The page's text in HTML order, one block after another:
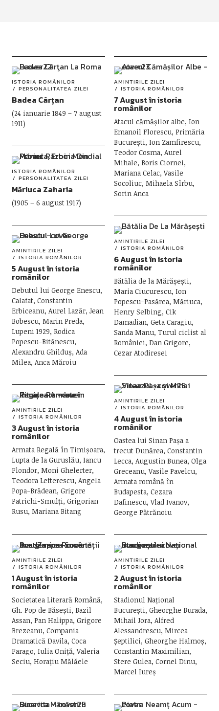
ISTORIA ROMÂNILOR
PERSONALITATEA ZILEI
Badea Cârțan
(24 ianuarie 1849 – 7 august
1911)
AMINTIRILE ZILEI
ISTORIA ROMÂNILOR
7 August în istoria
românilor
Atacul cămășilor albe, Ion
Emanoil Florescu, Primăria
București, Ion Zamfirescu,
Teodor Cosma, Aurel
Mihale, Boris Ciornei,
Mariana Celac, Vasile
Socoliuc, Mihaela Sîrbu,
Sorin Anca
ISTORIA ROMÂNILOR
PERSONALITATEA ZILEI
Măriuca Zaharia
(1905 – 6 august 1917)
AMINTIRILE ZILEI
ISTORIA ROMÂNILOR
6 August în istoria
românilor
Bătălia de la Mărășești,
Maria Ciucurescu, Ion
Popescu-Pasărea, Măriuca,
Henry Selbing, Cik
Damadian, Geta Caragiu,
Sanda Manu, Turul ciclist al
României, Dan Grigore,
Cezar Atodiresei
AMINTIRILE ZILEI
ISTORIA ROMÂNILOR
5 August în istoria
românilor
Debutul lui George Enescu,
Calafat, Constantin
Erbiceanu, Aurel Lazăr, Jean
Bobescu, Marin Preda,
Lupeni 1929, Rodica
Popescu-Bitănescu,
Alexandru Ghilduș, Ada
Milea, Anca Măroiu
AMINTIRILE ZILEI
ISTORIA ROMÂNILOR
4 August în istoria
românilor
Oastea lui Sinan Pașa a
trecut Dunărea, Constantin
Lecca, Augustin Bunea, Olga
Greceanu, Vasile Pavelcu,
Armata română în
Budapesta, Cezara
Dafinescu, Vlad Ivanov,
George Pătrănoiu
AMINTIRILE ZILEI
ISTORIA ROMÂNILOR
3 August în istoria
românilor
Armata Regală în Timișoara,
Lupta de la Guruslău, Iancu
Flondor, Moni Ghelerter,
Teodora Lefterescu, Angela
Popa-Brădean, Grigore
Patrichi-Smulți, Grigorian
Rusu, Mariana Bitang
AMINTIRILE ZILEI
ISTORIA ROMÂNILOR
2 August în istoria
românilor
Stadionul Național
București, Gheorghe Burada,
Mihail Jora, Alfred
Alessandrescu, Mircea
Șeptilici, Gheorghe Halmoș,
Constantin Maximilian,
Stere Gulea, Cornel Dinu,
Marcel Iureș
AMINTIRILE ZILEI
ISTORIA ROMÂNILOR
1 August în istoria
românilor
Societatea Literară Română,
Gh. Pop de Băsești, Bazil
Assan, Pan Halippa, Grigore
Brezeanu, Compania
Dramatică Davila, Coca
Farago, Iulia Oniță, Valeria
Seciu, Horațiu Mălăele